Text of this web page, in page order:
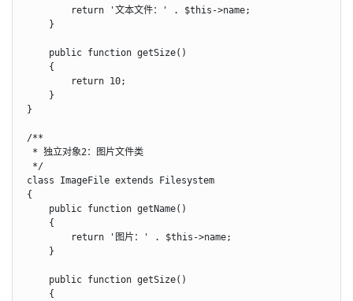
        return '文本文件：' . $this->name;
    }
    public function getSize()
    {
        return 10;
    }
}
/**
* 独立对象2：图片文件类
*/
class ImageFile extends Filesystem
{
    public function getName()
    {
        return '图片：' . $this->name;
    }
    public function getSize()
    {